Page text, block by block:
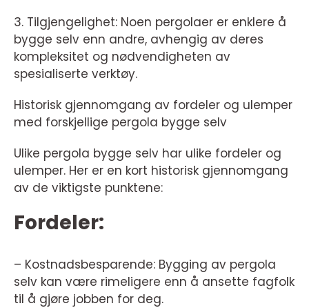
3. Tilgjengelighet: Noen pergolaer er enklere å
bygge selv enn andre, avhengig av deres
kompleksitet og nødvendigheten av
spesialiserte verktøy.
Historisk gjennomgang av fordeler og ulemper
med forskjellige pergola bygge selv
Ulike pergola bygge selv har ulike fordeler og
ulemper. Her er en kort historisk gjennomgang
av de viktigste punktene:
Fordeler:
– Kostnadsbesparende: Bygging av pergola
selv kan være rimeligere enn å ansette fagfolk
til å gjøre jobben for deg.